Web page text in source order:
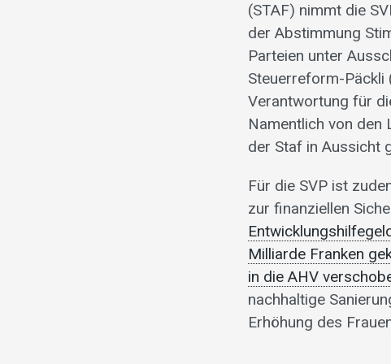
(STAF) nimmt die
der Abstimmung
Parteien unter
Steuerreform-Päckli
Verantwortung für
Namentlich von den
der Staf in Aussicht
Für die SVP ist
zur finanziellen
Milliarde Franken
in die AHV
nachhaltige
Erhöhung des